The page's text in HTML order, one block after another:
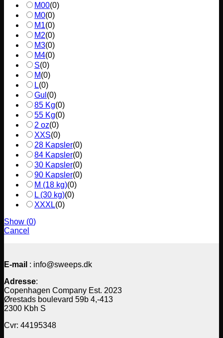
M00(0)
M0(0)
M1(0)
M2(0)
M3(0)
M4(0)
S(0)
M(0)
L(0)
Gul (0)
85 Kg(0)
55 Kg(0)
2 oz(0)
XXS(0)
28 Kapsler(0)
84 Kapsler(0)
30 Kapsler(0)
90 Kapsler(0)
M (18 kg)(0)
L (30 kg)(0)
XXXL(0)
Show (0)
Cancel
E-mail : info@sweeps.dk
Adresse:
Copenhagen Company Est. 2023
Ørestads boulevard 59b 4,-413
2300 Kbh S
Cvr: 44195348